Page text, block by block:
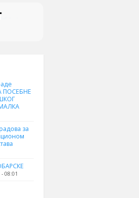
ПОСЕБНЕ
за
08:01